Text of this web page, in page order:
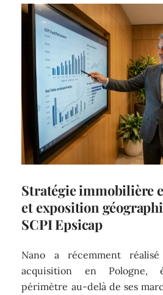
Stratégie immobilière
et exposition
SCPI Epsicap
Nano a récemment
acquisition en Pologne,
périmètre au-delà de ses